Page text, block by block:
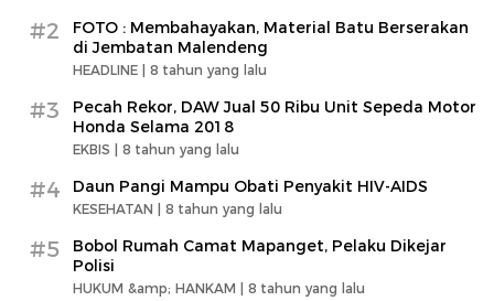
#2
FOTO : Membahayakan, Material Batu Berserakan
di Jembatan Malendeng
HEADLINE | 8 tahun yang lalu
#3
Pecah Rekor, DAW Jual 50 Ribu Unit Sepeda Motor
Honda Selama 2018
EKBIS | 8 tahun yang lalu
#4 Daun Pangi Mampu Obati Penyakit HIV-AIDS
KESEHATAN | 8 tahun yang lalu
#5
Bobol Rumah Camat Mapanget, Pelaku Dikejar
Polisi
HUKUM &amp; HANKAM | 8 tahun yang lalu